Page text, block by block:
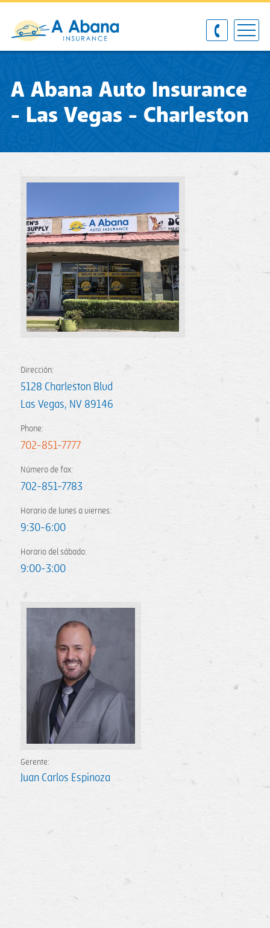
A Abana Auto Insurance
- Las Vegas - Charleston
Dirección:
5128 Charleston Blvd
Las Vegas, NV 89146
Phone:
702-851-7777
Número de fax:
702-851-7783
Horario de lunes a viernes:
9:30-6:00
Horario del sábado:
9:00-3:00
Gerente:
Juan Carlos Espinoza